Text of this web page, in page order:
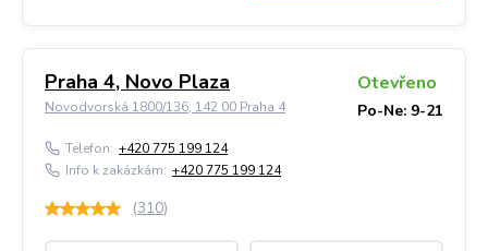
Praha 4, Novo Plaza
Novodvorská 1800/136, 142 00 Praha 4
Otevřeno
Po-Ne: 9-21
Telefon: +420 775 199 124
Info k zakázkám: +420 775 199 124
(310)